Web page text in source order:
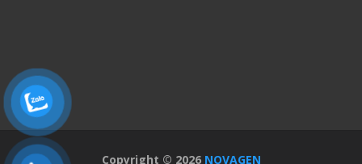
Copyright © 2026 NOVAGEN